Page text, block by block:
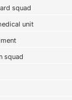
squad
unit
squad